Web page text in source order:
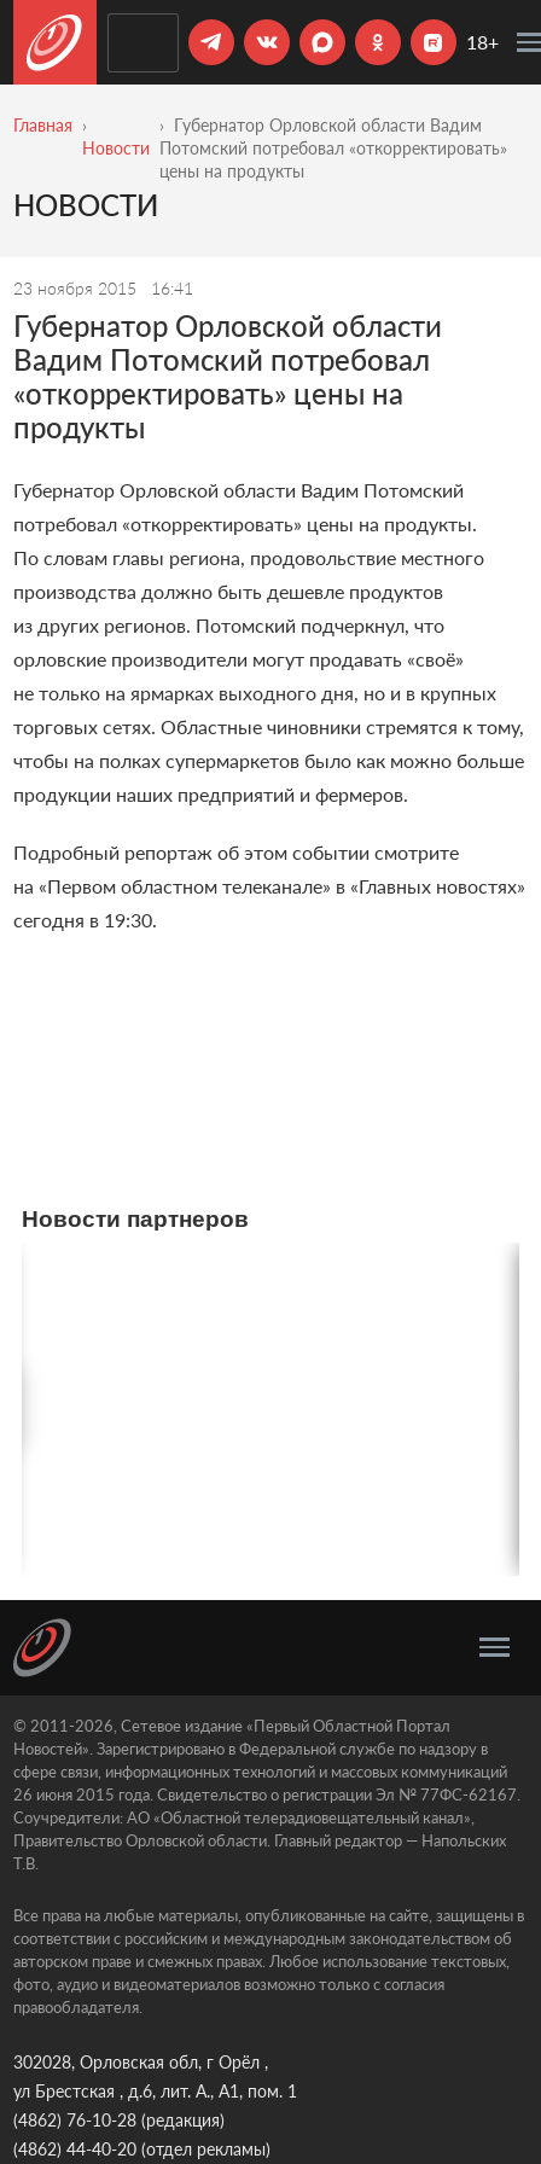
18+
Главная
Новости
Губернатор Орловской области Вадим
Потомский потребовал «откорректировать»
цены на продукты
НОВОСТИ
23 ноября 2015 16:41
Губернатор Орловской области
Вадим Потомский потребовал
«откорректировать» цены на
продукты
Губернатор Орловской области Вадим Потомский
потребовал «откорректировать» цены на продукты.
По словам главы региона, продовольствие местного
производства должно быть дешевле продуктов
из других регионов. Потомский подчеркнул, что
орловские производители могут продавать «своё»
не только на ярмарках выходного дня, но и в крупных
торговых сетях. Областные чиновники стремятся к тому,
чтобы на полках супермаркетов было как можно больше
продукции наших предприятий и фермеров.
Подробный репортаж об этом событии смотрите
на «Первом областном телеканале» в «Главных новостях»
сегодня в 19:30.
Новости партнеров
© 2011-2026, Сетевое издание «Первый Областной Портал
Новостей». Зарегистрировано в Федеральной службе по надзору в
сфере связи, информационных технологий и массовых коммуникаций
26 июня 2015 года. Свидетельство о регистрации Эл № 77ФС-62167.
Соучредители: АО «Областной телерадиовещательный канал»,
Правительство Орловской области. Главный редактор — Напольских
Т.В.
Все права на любые материалы, опубликованные на сайте, защищены в
соответствии с российским и международным законодательством об
авторском праве и смежных правах. Любое использование текстовых,
фото, аудио и видеоматериалов возможно только с согласия
правообладателя.
302028, Орловская обл, г Орёл ,
ул Брестская , д.6, лит. А., А1, пом. 1
(4862) 76-10-28(редакция)
(4862) 44-40-20(отдел рекламы)